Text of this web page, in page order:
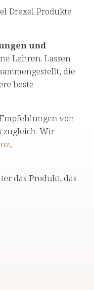
Drexel Produkte
und
Lehren. Lassen
die
beste
von
zugleich. Wir
,
das Produkt, das